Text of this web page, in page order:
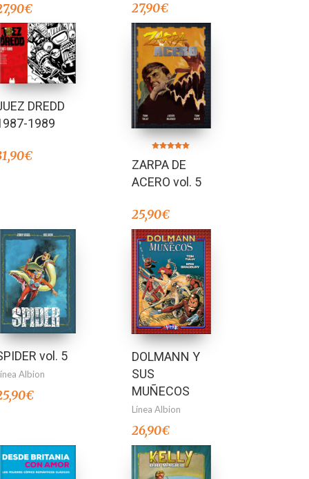
€ 27,90€
DREDD
1989
€
5.00
de 5
ZARPA DE
ACERO vol. 5
25,90€
vol. 5
Albion
€
DOLMANN Y
SUS
MUÑECOS
Línea Albion
26,90€